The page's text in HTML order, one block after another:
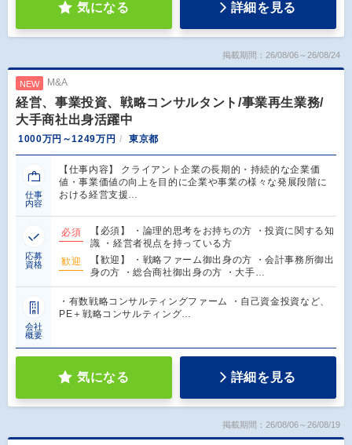
気になる 詳細を見る
掲載期間：26/08/06～26/08/24
NEW M&A
経営、事業投資、戦略コンサルタント/事業再生業務/
大手商社出身活躍中
1000万円～1249万円 東京都
仕事
内容
【仕事内容】 クライアント企業の長期的・持続的な企業価
値・事業価値の向上を目的に企業や事業の様々な発展段階に
おける経営支援…
応募
資格
必須
【必須】 ・論理的思考をお持ちの方 ・投資に関する知
識 ・経営者視点を持っている方
歓迎
【歓迎】 ・戦略ファーム御出身の方 ・会計事務所御出
身の方 ・総合商社御出身の方 ・大手…
会社
概要
・有数戦略コンサルティングファーム ・自己資金投資など、
PE＋戦略コンサルティング…
気になる 詳細を見る
掲載期間：26/08/06～26/08/19